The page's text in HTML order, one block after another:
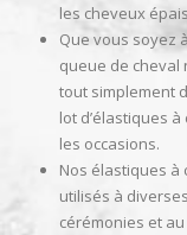
les cheveux
Que vous soyez
queue de cheval
tout simplement
lot d’élastiques
les occasions.
Nos élastiques
utilisés à
cérémonies et